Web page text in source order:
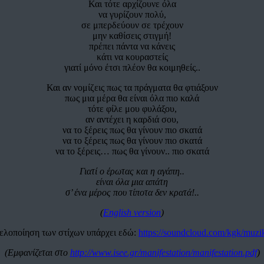
Και τότε αρχίζουνε όλα
να γυρίζουν πολύ,
σε μπερδεύουν σε τρέχουν
μην καθίσεις στιγμή!
πρέπει πάντα να κάνεις
κάτι να κουραστείς
γιατί μόνο έτσι πλέον θα κοιμηθείς..
Και αν νομίζεις πως τα πράγματα θα φτιάξουν
πως μια μέρα θα είναι όλα πιο καλά
τότε φίλε μου φυλάξου,
αν αντέχει η καρδιά σου,
να το ξέρεις πως θα γίνουν πιο σκατά
να το ξέρεις πως θα γίνουν πιο σκατά
να το ξέρεις… πως θα γίνουν.. πιο σκατά
Γιατί ο έρωτας και η αγάπη..
είναι όλα μια απάτη
σ’ ένα μέρος που τίποτα δεν κρατά!..
(English version)
των στίχων υπάρχει εδώ: https://soundcloud.com/kgk/
(Εμφανίζεται στο http://www.isee.gr/manifestation/manifestation.pdf)